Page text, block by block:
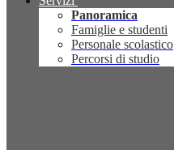
Panoramica
Famiglie e studenti
Personale scolastico
Percorsi di studio